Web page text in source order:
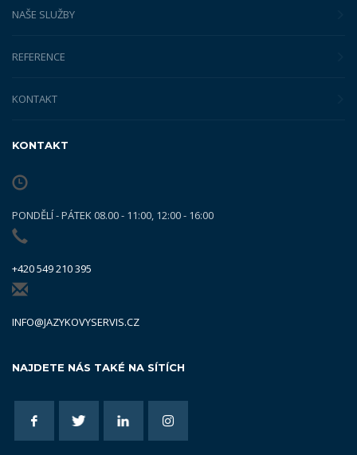
NAŠE SLUŽBY
REFERENCE
KONTAKT
KONTAKT
PONDĚLÍ - PÁTEK 08.00 - 11:00, 12:00 - 16:00
+420 549 210 395
INFO@JAZYKOVYSERVIS.CZ
NAJDETE NÁS TAKÉ NA SÍTÍCH